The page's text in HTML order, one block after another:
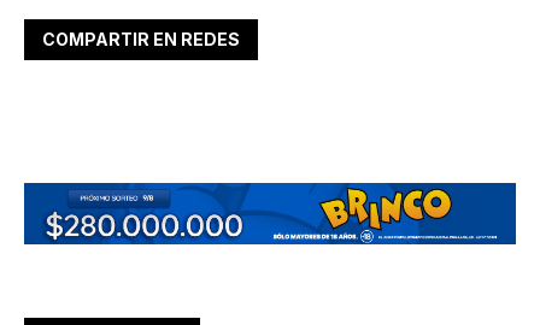
COMPARTIR EN REDES